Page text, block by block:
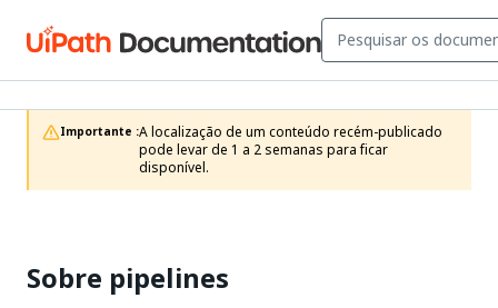
Importante :A localização de um conteúdo recém-publicado
pode levar de 1 a 2 semanas para ficar
disponível.
Sobre pipelines